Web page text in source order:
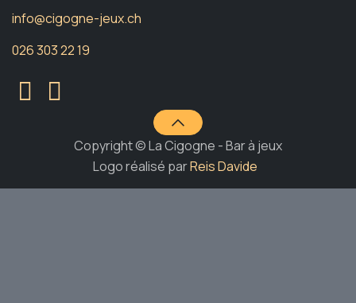
info@cigogne-jeux.ch
026 303 22 19
Copyright © La Cigogne - Bar à jeux
Logo réalisé parReis Davide